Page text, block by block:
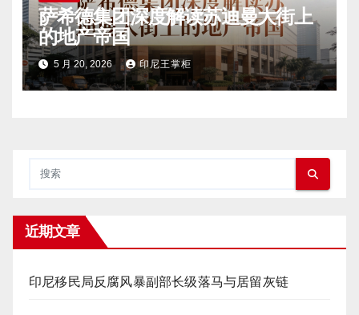
萨希德集团深度解读苏迪曼大街上
的地产帝国
5 月 20, 2026 印尼王掌柜
近期文章
印尼移民局反腐风暴副部长级落马与居留灰链